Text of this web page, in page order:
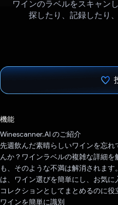
ワインのラベルをスキャン
探したり、記録したり
機能
Winescanner.AI のご紹介
先週飲んだ素晴らしいワインを忘
んか？ワインラベルの複雑な詳細
も、そのような不満は解消されま
は、ワイン選びを簡単にし、お気
コレクションとしてまとめるのに役
ワインを簡単に識別